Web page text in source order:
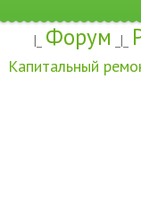
|_ Форум _|_
Капитальный